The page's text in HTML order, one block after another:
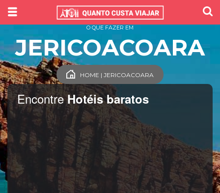
EncontreHotéis baratos
O QUE FAZER EM
JERICOACOARA
HOME | JERICOACOARA